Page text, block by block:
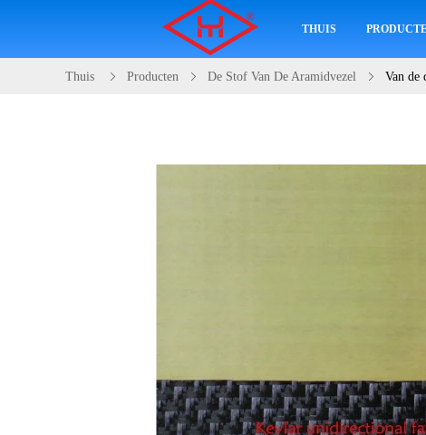
THUIS
Thuis Producten De Stof Van De Aramidvezel Van de